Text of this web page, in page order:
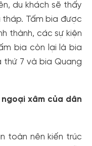
du khách sẽ thấy
Tấm bia được
thành, các sự kiện
bia còn lại là bia
thứ 7 và bia Quang
xâm của dân
toàn nên kiến trúc